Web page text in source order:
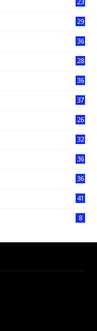
29
36
28
36
37
26
32
36
36
41
8